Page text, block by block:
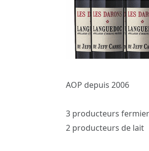
AOP depuis 2006
3 producteurs
2 producteurs de lait